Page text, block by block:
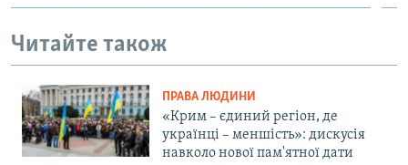
Читайте також
ПРАВА ЛЮДИНИ
«Крим – єдиний регіон, де
українці – меншість»: дискусія
навколо нової пам'ятної дати